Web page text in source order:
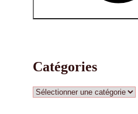
Catégories
Catégories